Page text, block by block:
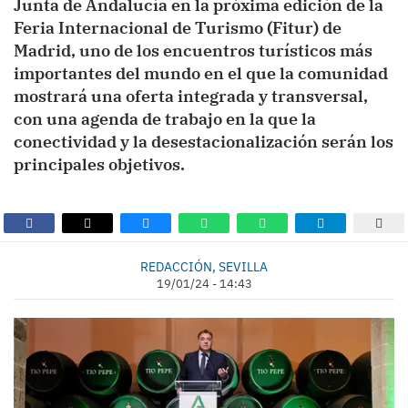
Junta de Andalucía en la próxima edición de la
Feria Internacional de Turismo (Fitur) de
Madrid, uno de los encuentros turísticos más
importantes del mundo en el que la comunidad
mostrará una oferta integrada y transversal,
con una agenda de trabajo en la que la
conectividad y la desestacionalización serán los
principales objetivos.
REDACCIÓN, SEVILLA
19/01/24 - 14:43